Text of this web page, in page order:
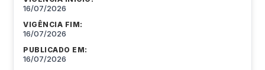
16/07/2026
VIGÊNCIA FIM:
16/07/2026
PUBLICADO EM:
16/07/2026